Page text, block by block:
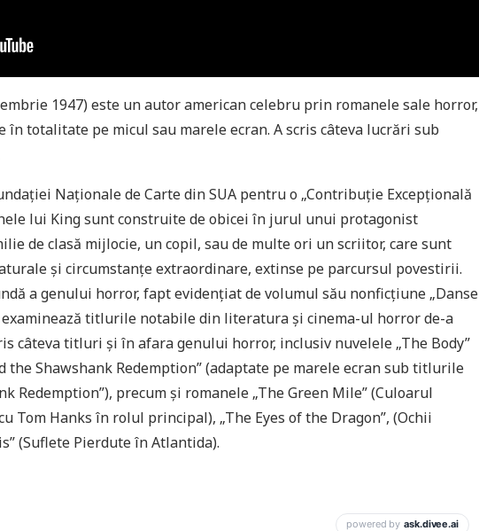
1947) este un autor american celebru prin romanele sale horror,
în totalitate pe micul sau marele ecran. A scris câteva lucrări sub
Naționale de Carte din SUA pentru o „Contribuție Excepțională
lui King sunt construite de obicei în jurul unui protagonist
de clasă mijlocie, un copil, sau de multe ori un scriitor, care sunt
și circumstanțe extraordinare, extinse pe parcursul povestirii.
a genului horror, fapt evidențiat de volumul său nonficțiune „Danse
examinează titlurile notabile din literatura și cinema-ul horror de-a
câteva titluri și în afara genului horror, inclusiv nuvelele „The Body”
the Shawshank Redemption” (adaptate pe marele ecran sub titlurile
Redemption”), precum și romanele „The Green Mile” (Culoarul
Tom Hanks în rolul principal), „The Eyes of the Dragon”, (Ochii
(Suflete Pierdute în Atlantida).